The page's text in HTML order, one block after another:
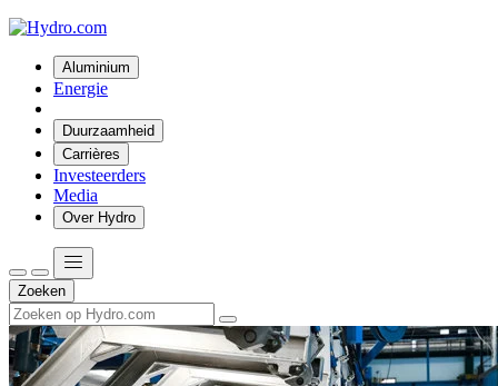
Aluminium
Energie
Duurzaamheid
Carrières
Investeerders
Media
Over Hydro
Zoeken